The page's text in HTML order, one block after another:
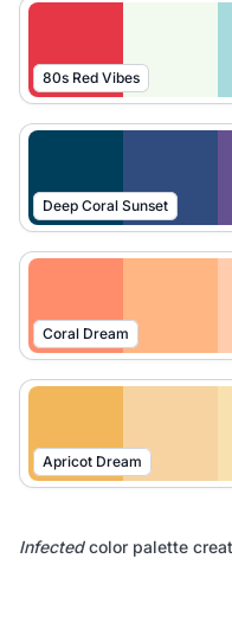
80s Red Vibes
Deep Coral Sunset
Coral Dream
Apricot Dream
Infectedcolor palette